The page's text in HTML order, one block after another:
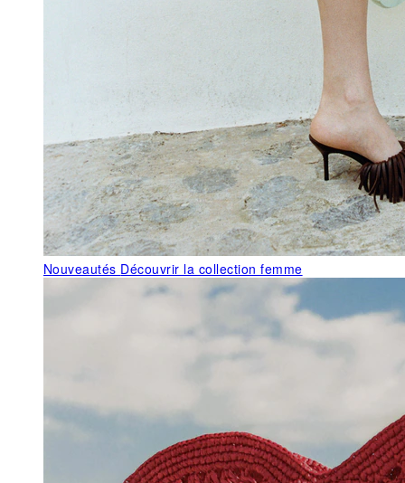
Nouveautés Découvrir la collection femme